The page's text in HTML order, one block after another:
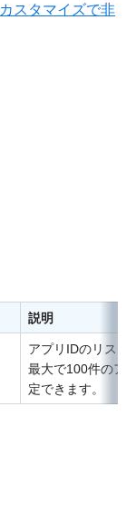
スタマイズで非
説明
アプリIDのリスト
最大で100件のア
定できます。